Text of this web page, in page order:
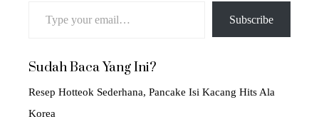
Subscribe
Sudah Baca Yang Ini?
Resep Hotteok Sederhana, Pancake Isi Kacang Hits Ala
Korea